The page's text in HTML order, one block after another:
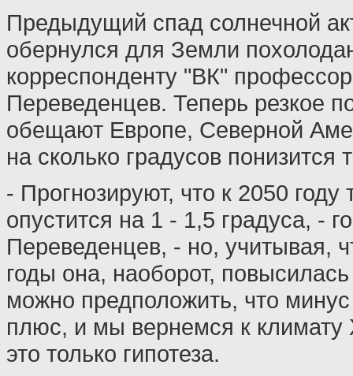
Предыдущий спад солнечной
обернулся для Земли
корреспонденту "ВК"
Переведенцев. Теперь резкое
обещают Европе, Северной
на сколько градусов понизится
- Прогнозируют, что к 2050 году
опустится на 1 - 1,5 градуса, -
Переведенцев, - но, учитывая,
годы она, наоборот,
можно предположить, что
плюс, и мы вернемся к климату
это только гипотеза.